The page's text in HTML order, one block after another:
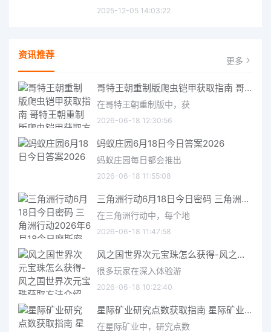
2025-12-05 14:03:22
资讯推荐 更多
哥特王朝重制版爬虫铠甲获取指南 哥特王朝重制版爬虫铠甲获取方法
在哥特王朝重制版中，获
2026-06-18 12:30:56
蚂蚁庄园6月18日今日答案2026
蚂蚁庄园每日都会推出
2026-06-18 11:55:08
三角洲行动6月18日今日密码 三角洲行动2026年6月18今日摩斯密码分享
在三角洲行动中，每个地
2026-06-18 11:47:58
风之国世界次元宝珠怎么获得-风之国世界次元宝珠获取方法介绍
很多玩家在深入体验游
2026-06-18 10:22:40
星际矿业研究点数获取指南 星际矿业研究点数获取方法
在星际矿业中，研究点数